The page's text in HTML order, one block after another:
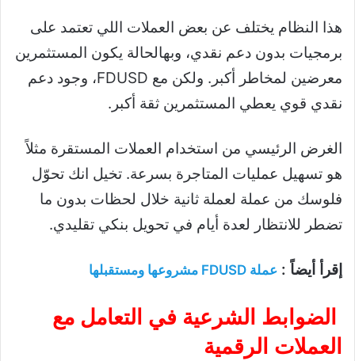
هذا النظام يختلف عن بعض العملات اللي تعتمد على
برمجيات بدون دعم نقدي، وبهالحالة يكون المستثمرين
معرضين لمخاطر أكبر. ولكن مع FDUSD، وجود دعم
نقدي قوي يعطي المستثمرين ثقة أكبر.
الغرض الرئيسي من استخدام العملات المستقرة مثلاً
هو تسهيل عمليات المتاجرة بسرعة. تخيل انك تحوّل
فلوسك من عملة لعملة ثانية خلال لحظات بدون ما
تضطر للانتظار لعدة أيام في تحويل بنكي تقليدي.
إقرأ أيضاً : عملة FDUSD مشروعها ومستقبلها
الضوابط الشرعية في التعامل مع
العملات الرقمية